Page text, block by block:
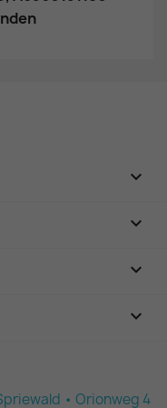



keyboard_arrow_down
• Orionweg 4